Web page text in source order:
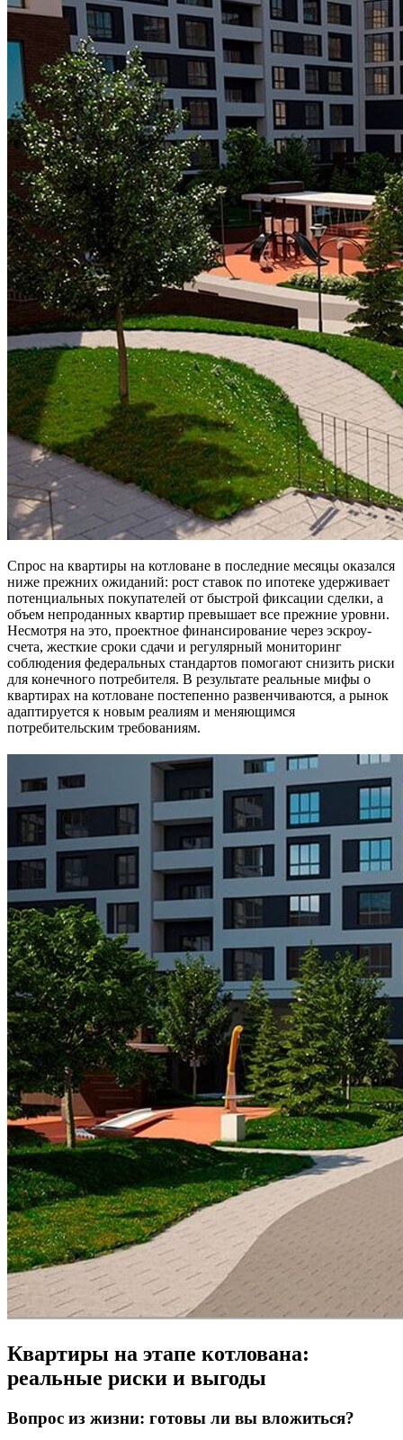
Спрос на квартиры на котловане в последние месяцы оказался
ниже прежних ожиданий: рост ставок по ипотеке удерживает
потенциальных покупателей от быстрой фиксации сделки, а
объем непроданных квартир превышает все прежние уровни.
Несмотря на это, проектное финансирование через эскроу-
счета, жесткие сроки сдачи и регулярный мониторинг
соблюдения федеральных стандартов помогают снизить риски
для конечного потребителя. В результате реальные мифы о
квартирах на котловане постепенно развенчиваются, а рынок
адаптируется к новым реалиям и меняющимся
потребительским требованиям.
Квартиры на этапе котлована:
реальные риски и выгоды
Вопрос из жизни: готовы ли вы вложиться?